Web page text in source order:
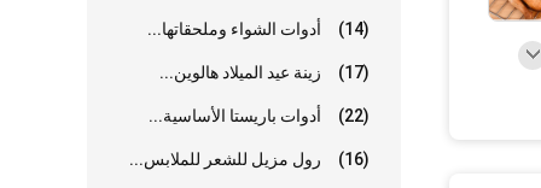
أدوات الشواء وملحقاتها... (14)
زينة عيد الميلاد هالوين... (17)
أدوات باريستا الأساسية... (22)
رول مزيل للشعر للملابس... (16)